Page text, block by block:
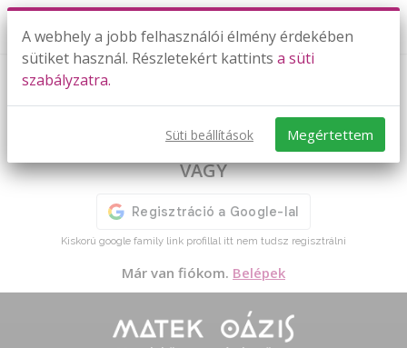
Regisztrálok email címmel
VAGY
Kiskorú google family link profillal itt nem tudsz regisztrálni
Már van fiókom. Belépek
A webhely a jobb felhasználói élmény érdekében
sütiket használ. Részletekért kattints a süti
szabályzatra.
Süti beállítások Megértettem